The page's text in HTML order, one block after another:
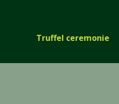
Truffel ceremonie